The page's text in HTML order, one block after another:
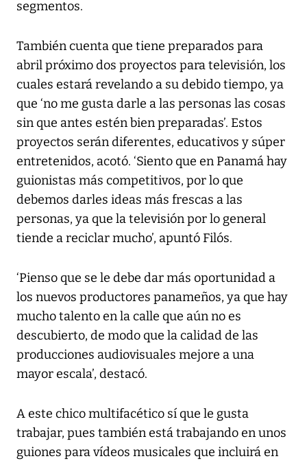
segmentos.
También cuenta que tiene preparados para
abril próximo dos proyectos para televisión, los
cuales estará revelando a su debido tiempo, ya
que ‘no me gusta darle a las personas las cosas
sin que antes estén bien preparadas’. Estos
proyectos serán diferentes, educativos y súper
entretenidos, acotó. ‘Siento que en Panamá hay
guionistas más competitivos, por lo que
debemos darles ideas más frescas a las
personas, ya que la televisión por lo general
tiende a reciclar mucho’, apuntó Filós.
‘Pienso que se le debe dar más oportunidad a
los nuevos productores panameños, ya que hay
mucho talento en la calle que aún no es
descubierto, de modo que la calidad de las
producciones audiovisuales mejore a una
mayor escala’, destacó.
A este chico multifacético sí que le gusta
trabajar, pues también está trabajando en unos
guiones para vídeos musicales que incluirá en